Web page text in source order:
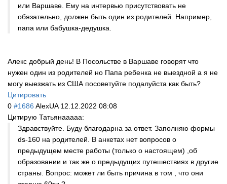
или Варшаве. Ему на интервью присутствовать не
обязательно, должен быть один из родителей. Например,
папа или бабушка-дедушка.
Алекс добрый день! В Посольстве в Варшаве говорят что
нужен один из родителей но Папа ребенка не выездной а я не
могу выезжать из США посоветуйте подалуйста как быть?
Цитировать
0 #1686 AlexUA 12.12.2022 08:08
Цитирую Татьянаaaaa:
Здравствуйте. Буду благодарна за ответ. Заполняю формы
ds-160 на родителей. В анкетах нет вопросов о
предыдущем месте работы (только о настоящем) ,об
образовании и так же о предыдущих путешествиях в другие
страны. Вопрос: может ли быть причина в том , что они